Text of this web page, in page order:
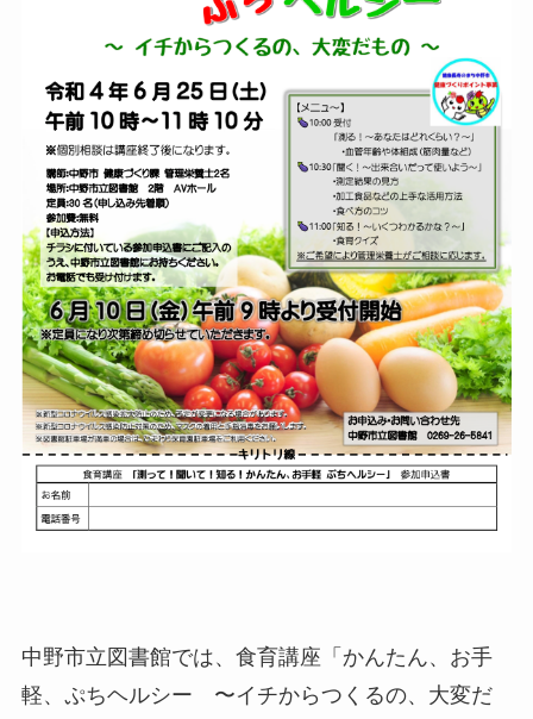
中野市立図書館では、食育講座「かんたん、お手
軽、ぷちヘルシー 〜イチからつくるの、大変だ